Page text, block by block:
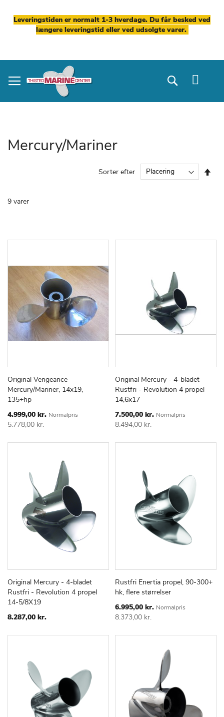
Leveringstiden er normalt 1-3 hverdage. Du får besked ved
længere leveringstid eller ved udsolgte varer.
to
Content
Search
Mercury/Mariner
9 varer
Sorter efter
Læg i kurv
TIL
LISTE
SAMMENLIGN
Original Vengeance
Mercury/Mariner, 14x19,
135+hp
Special
Price
4.999,00 kr. Normalpris
5.778,00 kr.
Læg i kurv
TILFØJ
TIL
LISTE
Original Mercury - 4-bladet
Rustfri - Revolution 4 propel
14,6x17
Special
Price
7.500,00 kr. Normalpris
8.494,00 kr.
Læg i kurv
TILFØJ
TIL
SAMMENLIGN
Original Mercury - 4-bladet
Rustfri - Revolution 4 propel
14-5/8X19
8.287,00 kr.
Læg i kurv
TILFØJ
ØNSKE
Rustfri Enertia propel, 90-300+
hk, flere størrelser
Special
Price
6.995,00 kr. Normalpris
8.373,00 kr.